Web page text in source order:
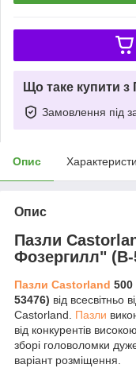
Що таке купити
Замовлення під
Опис
Опис
Пазли
Фозергилл" (B-
Пазли Castorland 500
53476) від всесвітньо
Castorland. Пазли
від конкурентів
зборі головоломки
варіант розміщення.